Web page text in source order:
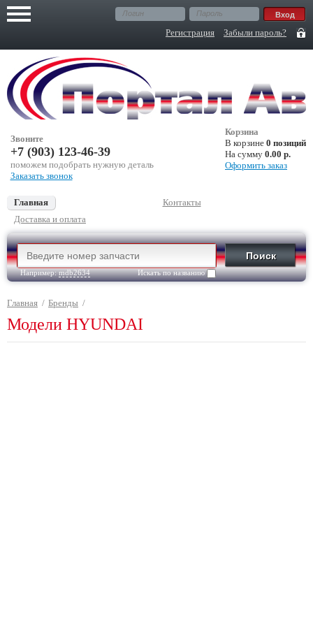
Регистрация Забыли пароль?
Корзина
В корзине 0 позиций
На сумму 0.00 р.
Оформить заказ
Звоните
+7 (903) 123-46-39
поможем подобрать нужную деталь
Заказать звонок
Главная
Контакты
Доставка и оплата
Например:mdb2634 Искать по названию
Главная / Бренды /
Модели HYUNDAI